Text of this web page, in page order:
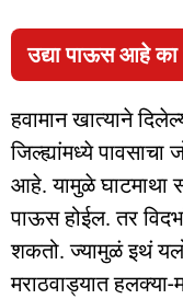
उद्या पाऊस आहे का
हवामान खात्याने
जिल्ह्यांमध्ये
आहे. यामुळे घाटमाथा
पाऊस होईल. तर
शकतो. ज्यामुळं इथं
मराठवाड्यात